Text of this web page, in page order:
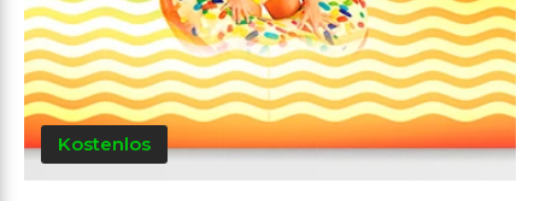
Kostenlos